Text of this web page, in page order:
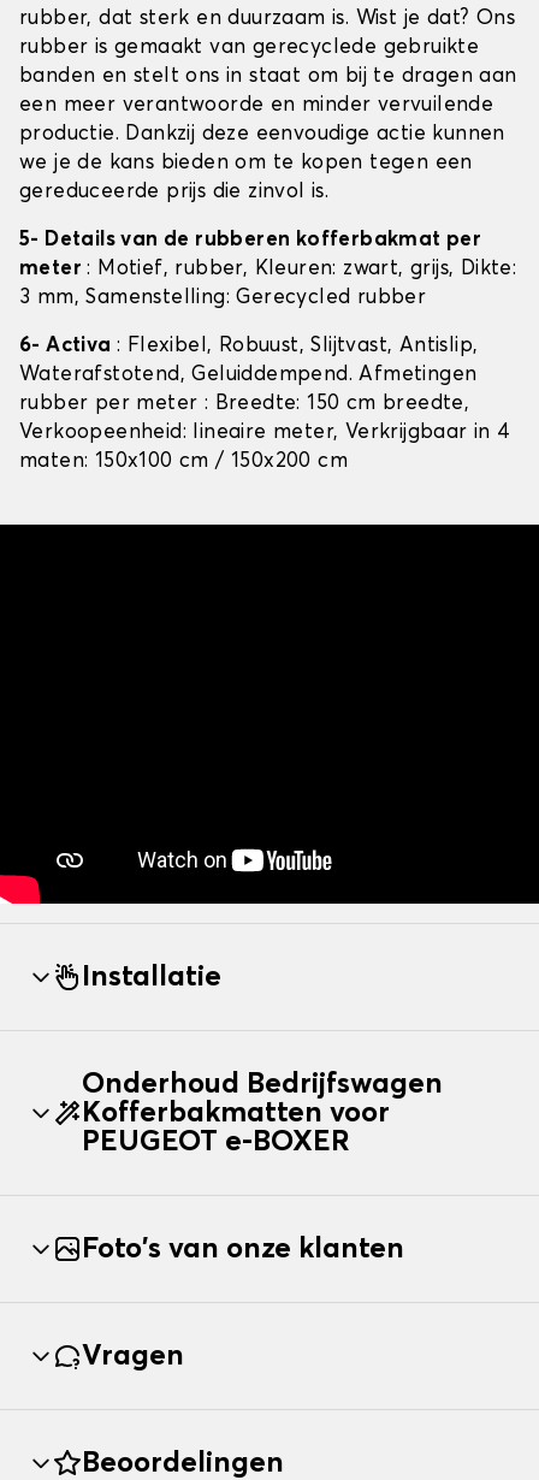
rubber, dat sterk en duurzaam is. Wist je dat? Ons
rubber is gemaakt van gerecyclede gebruikte
banden en stelt ons in staat om bij te dragen aan
een meer verantwoorde en minder vervuilende
productie. Dankzij deze eenvoudige actie kunnen
we je de kans bieden om te kopen tegen een
gereduceerde prijs die zinvol is.
5- Details van de rubberen kofferbakmat per
meter: Motief, rubber, Kleuren: zwart, grijs, Dikte:
3 mm, Samenstelling: Gerecycled rubber
6- Activa : Flexibel, Robuust, Slijtvast, Antislip,
Waterafstotend, Geluiddempend. Afmetingen
rubber per meter : Breedte: 150 cm breedte,
Verkoopeenheid: lineaire meter, Verkrijgbaar in 4
maten: 150x100 cm / 150x200 cm
Installatie
Onderhoud Bedrijfswagen
Kofferbakmatten voor
PEUGEOT e-BOXER
Foto's van onze klanten
Vragen
Beoordelingen